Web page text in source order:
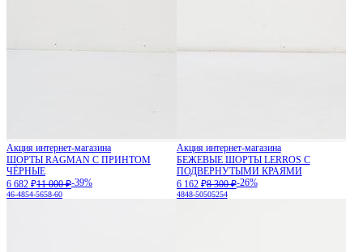
Акция интернет-магазина
ШОРТЫ RAGMAN С ПРИНТОМ
ЧЁРНЫЕ
6 682 ₽11 000 ₽-39%
46-4854-5658-60
Акция интернет-магазина
БЕЖЕВЫЕ ШОРТЫ LERROS С
ПОДВЕРНУТЫМИ КРАЯМИ
6 162 ₽8 300 ₽-26%
4848-50505254